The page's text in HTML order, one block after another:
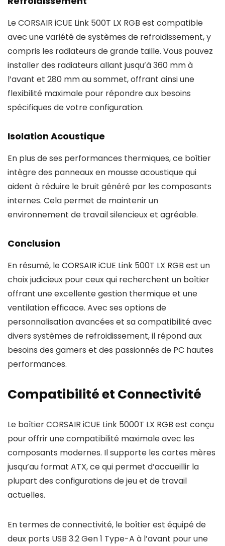
Le CORSAIR iCUE Link 500T LX RGB est compatible
avec une variété de systèmes de refroidissement, y
compris les radiateurs de grande taille. Vous pouvez
installer des radiateurs allant jusqu’à 360 mm à
l’avant et 280 mm au sommet, offrant ainsi une
flexibilité maximale pour répondre aux besoins
spécifiques de votre configuration.
Isolation Acoustique
En plus de ses performances thermiques, ce boîtier
intègre des panneaux en mousse acoustique qui
aident à réduire le bruit généré par les composants
internes. Cela permet de maintenir un
environnement de travail silencieux et agréable.
Conclusion
En résumé, le CORSAIR iCUE Link 500T LX RGB est un
choix judicieux pour ceux qui recherchent un boîtier
offrant une excellente gestion thermique et une
ventilation efficace. Avec ses options de
personnalisation avancées et sa compatibilité avec
divers systèmes de refroidissement, il répond aux
besoins des gamers et des passionnés de PC hautes
performances.
Compatibilité et Connectivité
Le boîtier CORSAIR iCUE Link 5000T LX RGB est conçu
pour offrir une compatibilité maximale avec les
composants modernes. Il supporte les cartes mères
jusqu’au format ATX, ce qui permet d’accueillir la
plupart des configurations de jeu et de travail
actuelles.
En termes de connectivité, le boîtier est équipé de
deux ports USB 3.2 Gen 1 Type-A à l’avant pour une